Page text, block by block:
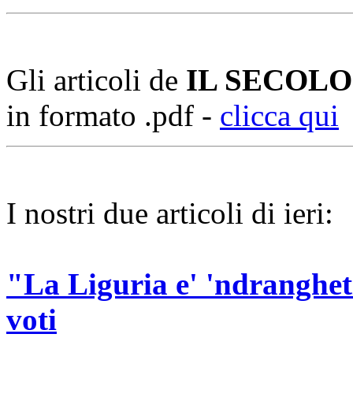
Gli articoli de IL
in formato .pdf - clicca qui
I nostri due articoli di ieri:
"La Liguria e'
voti